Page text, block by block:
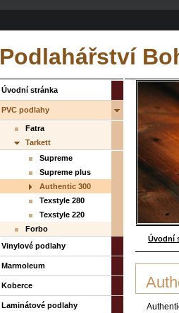
Podlahářství
Úvodní
Úvodní stránka
PVC podlahy
Fatra
Tarkett
Supreme
Supreme plus
Authentic 300
Texstyle 280
Texstyle 220
Forbo
Vinylové podlahy
Marmoleum
Koberce
Laminátové podlahy